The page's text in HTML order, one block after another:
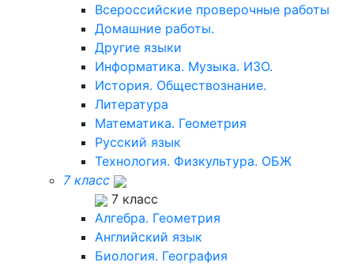
Всероссийские проверочные работы
Домашние работы.
Другие языки
Информатика. Музыка. ИЗО.
История. Обществознание.
Литература
Математика. Геометрия
Русский язык
Технология. Физкультура. ОБЖ
7 класс
7 класс
Алгебра. Геометрия
Английский язык
Биология. География